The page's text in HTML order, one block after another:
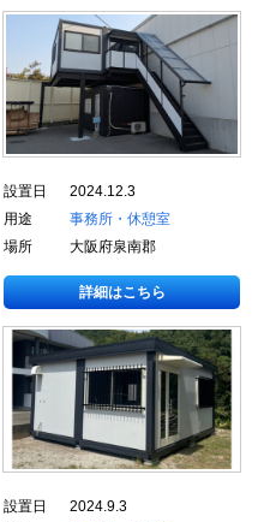
設置日
2024.12.3
用途
事務所・休憩室
場所
大阪府泉南郡
詳細はこちら
設置日
2024.9.3